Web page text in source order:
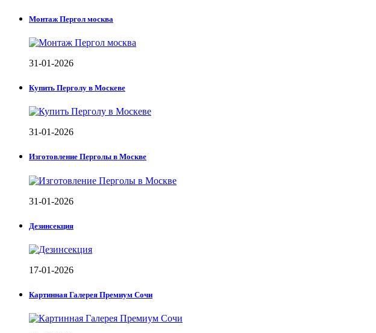
Монтаж Пергол москва
31-01-2026
Купить Перголу в Москеве
31-01-2026
Изготовление Перголы в Москве
31-01-2026
Дезинсекция
17-01-2026
Картинная Галерея Премиум Сочи